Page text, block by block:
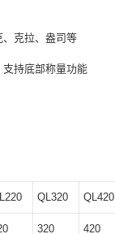
克拉、盎司等
持底部称量功能
QL320 QL420
320 420